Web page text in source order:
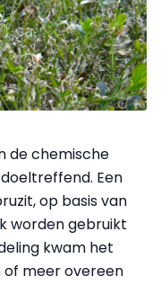
de chemische
Een
op basis van
worden gebruikt
kwam het
of meer overeen